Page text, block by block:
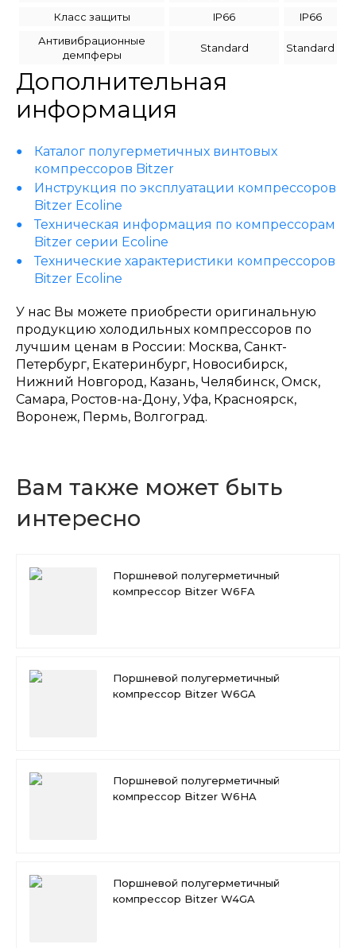
Класс защиты IP66
IP66
Антивибрационные
демпферы
Standard Standard
Дополнительная
информация
Каталог полугерметичных винтовых
компрессоров Bitzer
Инструкция по эксплуатации компрессоров
Bitzer Ecoline
Техническая информация по компрессорам
Bitzer серии Ecoline
Технические характеристики компрессоров
Bitzer Ecoline
У нас Вы можете приобрести оригинальную
продукцию холодильных компрессоров по
лучшим ценам в России: Москва, Санкт-
Петербург, Екатеринбург, Новосибирск,
Нижний Новгород, Казань, Челябинск, Омск,
Самара, Ростов-на-Дону, Уфа, Красноярск,
Воронеж, Пермь, Волгоград.
Вам также может быть
интересно
Поршневой полугерметичный
компрессор Bitzer W6FA
Поршневой полугерметичный
компрессор Bitzer W6GA
Поршневой полугерметичный
компрессор Bitzer W6HA
Поршневой полугерметичный
компрессор Bitzer W4GA